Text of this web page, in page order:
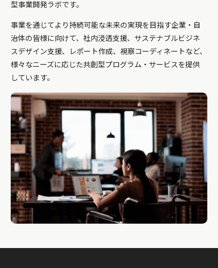
型事業開発ラボです。
事業を通じてより持続可能な未来の実現を目指す企業・自
治体の皆様に向けて、社内浸透支援、サステナブルビジネ
スデザイン支援、レポート作成、視察コーディネートなど、
様々なニーズに応じた共創型プログラム・サービスを提供
しています。